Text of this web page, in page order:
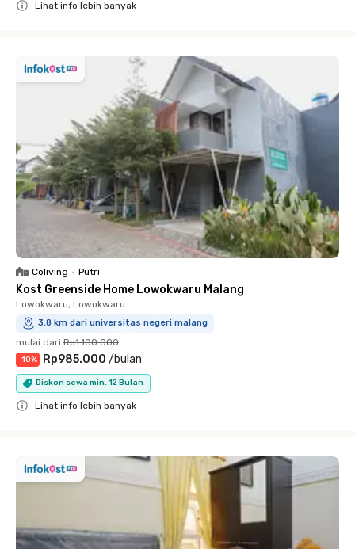
Lihat info lebih banyak
Coliving • Putri
Kost Greenside Home Lowokwaru Malang
Lowokwaru, Lowokwaru
3.8 km dari universitas negeri malang
mulai dari Rp1.100.000
-10% Rp985.000 /bulan
Diskon sewa min. 12 Bulan
Lihat info lebih banyak